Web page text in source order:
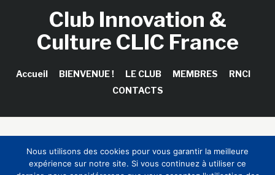
Club Innovation &
Culture CLIC France
Accueil BIENVENUE ! LE CLUB MEMBRES
RNCI
CONTACTS
Sinapses Conseils
Nous utilisons des cookies pour vous garantir la meilleure
expérience sur notre site. Si vous continuez à utiliser ce